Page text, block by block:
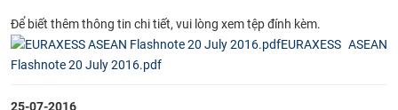
ĐÀO TẠO
ĐẢM BẢO CHẤT LƯỢNG
Để biết thêm thông tin chi tiết, vui lòng​ xem tệp đính kèm.
EURAXESS ASEAN
Flashnote 20 July 2016.pdf
25-07-2016